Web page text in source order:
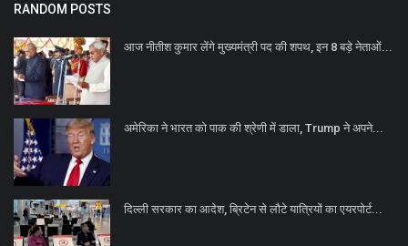
RANDOM POSTS
आज नीतीश कुमार लेंगे मुख्यमंत्री पद की शपथ, इन 8 बड़े नेताओं...
अमेरिका ने भारत को पाक की श्रेणी में डाला, Trump ने अपने...
दिल्‍ली सरकार का आदेश, ब्रिटेन से लौटे यात्रियों का एयरपोर्ट...